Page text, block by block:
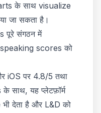
के साथ visualize
जा सकता है।
पूरे संगठन में
scores को
iOS पर 4.8/5 तथा
साथ, यह प्लेटफ़ॉर्म
देता है और L&D को